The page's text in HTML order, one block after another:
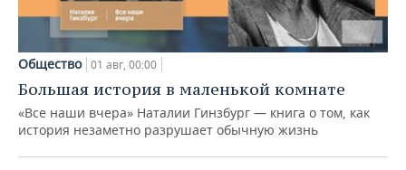
Общество 01 авг, 00:00
Большая история в маленькой комнате
«Все наши вчера» Наталии Гинзбург — книга о том, как
история незаметно разрушает обычную жизнь